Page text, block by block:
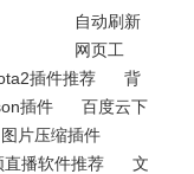
自动刷新
网页工
插件推荐
背
插件
百度云下
图片压缩插件
直播软件推荐
文